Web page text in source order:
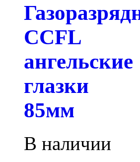
CCFL
ангельские
глазки
85мм
В наличии